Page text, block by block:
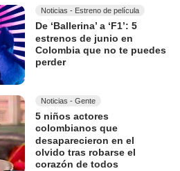
Noticias - Estreno de película
De ‘Ballerina’ a ‘F1’: 5
estrenos de junio en
Colombia que no te puedes
perder
Noticias - Gente
5 niños actores
colombianos que
desaparecieron en el
olvido tras robarse el
corazón de todos